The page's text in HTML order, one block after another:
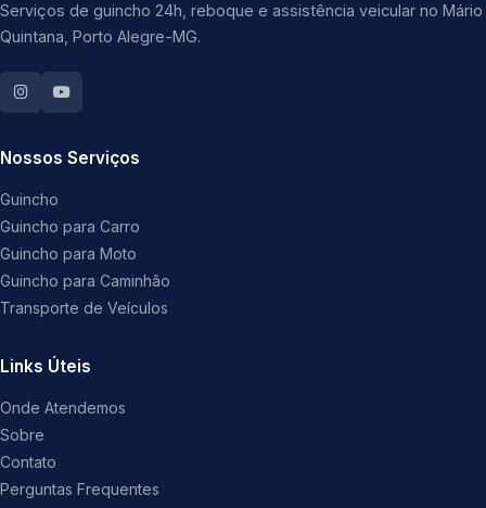
Serviços de guincho 24h, reboque e assistência veicular no Mário
Quintana, Porto Alegre-MG.
Nossos Serviços
Guincho
Guincho para Carro
Guincho para Moto
Guincho para Caminhão
Transporte de Veículos
Links Úteis
Onde Atendemos
Sobre
Contato
Perguntas Frequentes